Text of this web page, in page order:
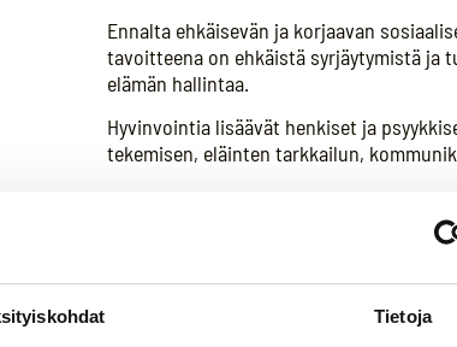
Tietoja
Ennalta ehkäisevän ja korjaavan
tavoitteena on ehkäistä syrjäytymistä ja
elämän hallintaa.
Hyvinvointia lisäävät henkiset ja
tekemisen, eläinten tarkkailun,
Sekä yksin, että
Järjestämme tilallamme monipuolista
vuorovaikutusta ja kuntoutumista